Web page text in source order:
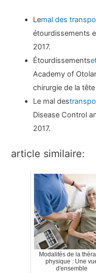
Lemal des
étourdissements
2017.
Étourdissements
Academy of
chirurgie de la
Le mal des
Disease Control
2017.
article similaire:
Modalités de la
physique : Une
d'ensemble